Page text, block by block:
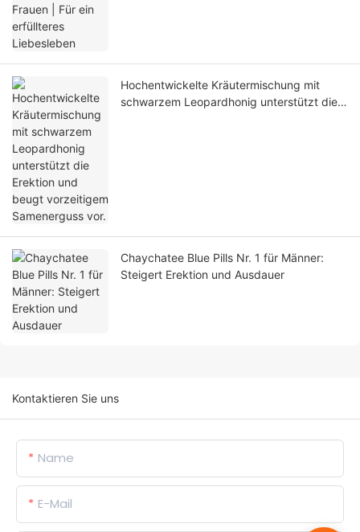
Hochentwickelte Kräutermischung mit
schwarzem Leopardhonig unterstützt die
Chaychatee Blue Pills Nr. 1 für Männer:
Steigert Erektion und Ausdauer
Kontaktieren Sie uns
Name
E-Mail